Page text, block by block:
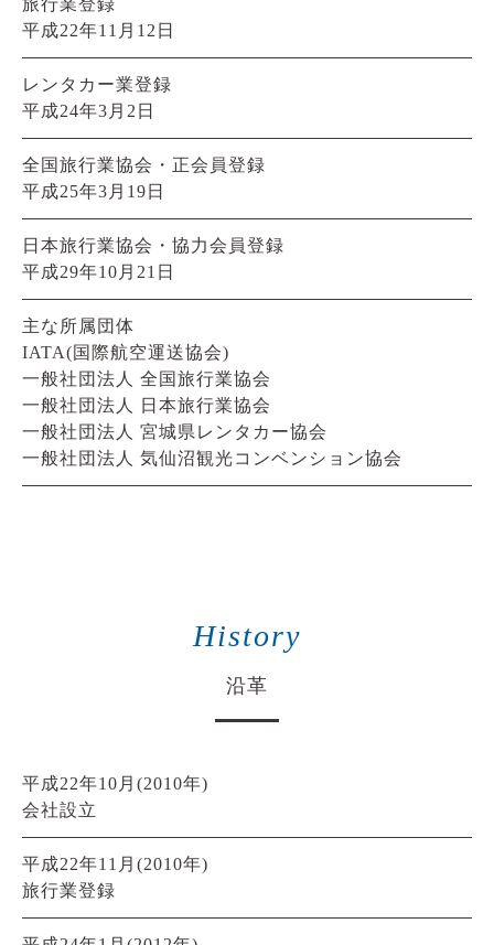
平成22年11月12日
レンタカー業登録
平成24年3月2日
全国旅行業協会・正会員登録
平成25年3月19日
日本旅行業協会・協力会員登録
平成29年10月21日
主な所属団体
IATA(国際航空運送協会)
一般社団法人 全国旅行業協会
一般社団法人 日本旅行業協会
一般社団法人 宮城県レンタカー協会
一般社団法人 気仙沼観光コンベンション協会
History
沿革
平成22年10月(2010年)
会社設立
平成22年11月(2010年)
旅行業登録